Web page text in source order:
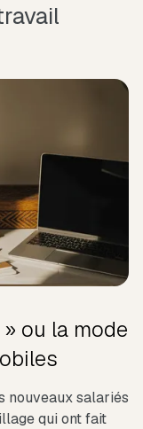
ou la mode
nouveaux salariés
qui ont fait